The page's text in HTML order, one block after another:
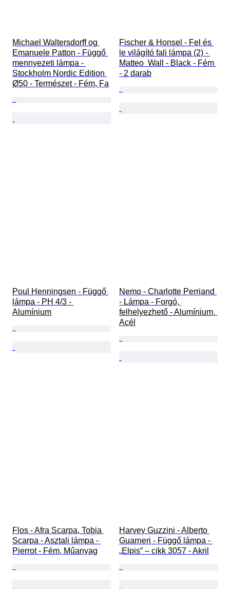
Michael Waltersdorff og
Emanuele Patton - Függő
mennyezeti lámpa -
Stockholm Nordic Edition
Ø50 - Természet - Fém, Fa
Fischer & Honsel - Fel és
le világító fali lámpa (2) -
Matteo  Wall - Black - Fém
- 2 darab
Poul Henningsen - Függő
lámpa - PH 4/3 -
Alumínium
Nemo - Charlotte Perriand
- Lámpa - Forgó,
felhelyezhető - Alumínium,
Acél
Flos - Afra Scarpa, Tobia
Scarpa - Asztali lámpa -
Pierrot - Fém, Műanyag
Harvey Guzzini - Alberto
Guarneri - Függő lámpa -
„Elpis” – cikk 3057 - Akril